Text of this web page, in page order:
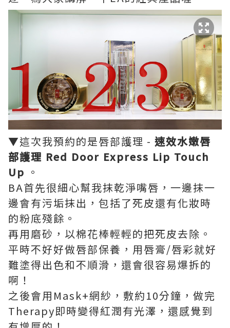
▼這次我預約的是唇部護理 - 速效水嫩唇
部護理 Red Door Express Lip Touch
Up 。
BA首先很細心幫我抹乾淨嘴唇，一邊抹一
邊會有污垢抹出，包括了死皮還有化妝時
的粉底殘餘。
再用磨砂，以棉花棒輕輕的把死皮去除。
平時不好好做唇部保養，用唇膏/唇彩就好
難塗得出色和不順滑，還會很容易爆拆的
啊！
之後會用Mask+網紗，敷約10分鐘，做完
Therapy即時變得紅潤有光澤，還感覺到